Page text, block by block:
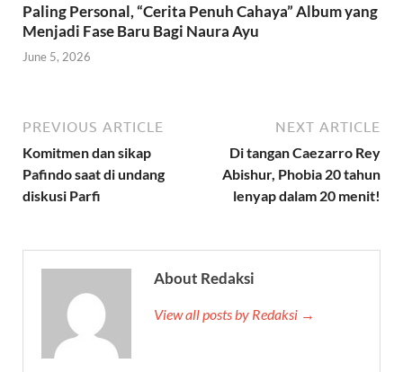
Paling Personal, “Cerita Penuh Cahaya” Album yang
Menjadi Fase Baru Bagi Naura Ayu
June 5, 2026
PREVIOUS ARTICLE
Komitmen dan sikap
Pafindo saat di undang
diskusi Parfi
NEXT ARTICLE
Di tangan Caezarro Rey
Abishur, Phobia 20 tahun
lenyap dalam 20 menit!
About Redaksi
View all posts by Redaksi →